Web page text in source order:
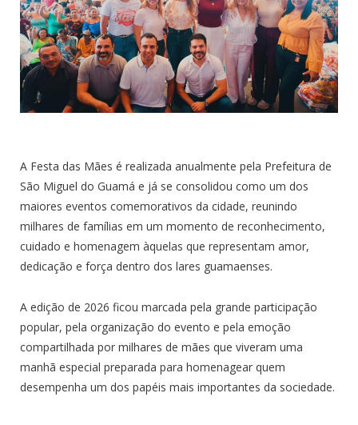
A Festa das Mães é realizada anualmente pela Prefeitura de
São Miguel do Guamá e já se consolidou como um dos
maiores eventos comemorativos da cidade, reunindo
milhares de famílias em um momento de reconhecimento,
cuidado e homenagem àquelas que representam amor,
dedicação e força dentro dos lares guamaenses.
A edição de 2026 ficou marcada pela grande participação
popular, pela organização do evento e pela emoção
compartilhada por milhares de mães que viveram uma
manhã especial preparada para homenagear quem
desempenha um dos papéis mais importantes da sociedade.